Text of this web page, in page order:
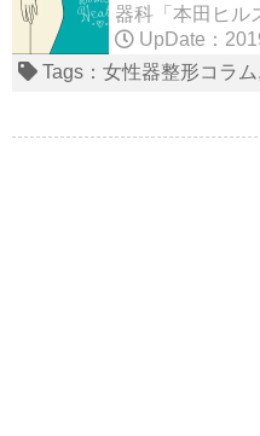
器科「本田ヒル
UpDate：
Tags： 女性器整形コラム